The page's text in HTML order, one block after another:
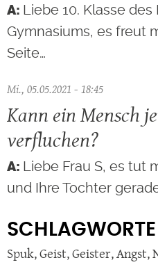
Liebe 10. Klasse
Gymnasiums, es freut
Seite…
Mi., 05.05.2021 - 18:45
Kann ein Mensch
verfluchen?
Liebe Frau S, es tut
und Ihre Tochter
SCHLAGWORTE
Spuk,Geist,Geister,Angst,